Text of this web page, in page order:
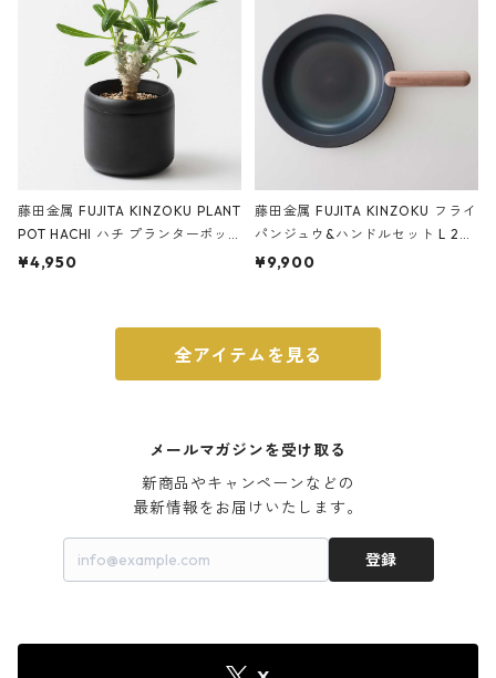
藤田金属 FUJITA KINZOKU PLANT
POT HACHI ハチ プランターポッ
ト 3号 ブラック
¥4,950
藤田金属 FUJITA KINZOKU フライ
パンジュウ&ハンドルセット L 24c
m ガス火・IH対応 鉄フライパン
¥9,900
全アイテムを見る
メールマガジンを受け取る
新商品やキャンペーンなどの
最新情報をお届けいたします。
登録